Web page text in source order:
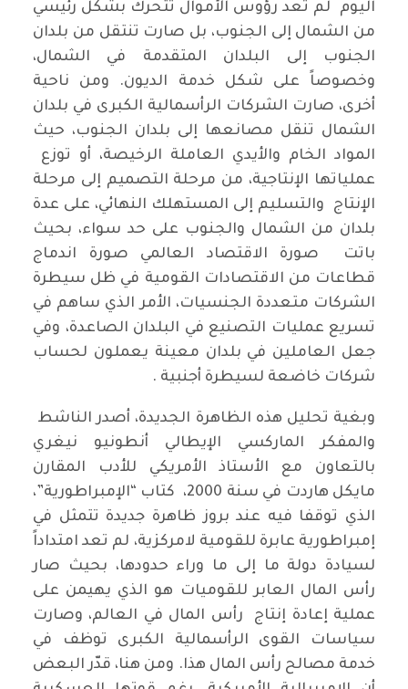
اليوم لم تعد رؤوس الأموال تتحرك بشكل رئيسي
من الشمال إلى الجنوب، بل صارت تنتقل من بلدان
الجنوب إلى البلدان المتقدمة في الشمال،
وخصوصاً على شكل خدمة الديون. ومن ناحية
أخرى، صارت الشركات الرأسمالية الكبرى في بلدان
الشمال تنقل مصانعها إلى بلدان الجنوب، حيث
المواد الخام والأيدي العاملة الرخيصة، أو توزع
عملياتها الإنتاجية، من مرحلة التصميم إلى مرحلة
الإنتاج والتسليم إلى المستهلك النهائي، على عدة
بلدان من الشمال والجنوب على حد سواء، بحيث
باتت صورة الاقتصاد العالمي صورة اندماج
قطاعات من الاقتصادات القومية في ظل سيطرة
الشركات متعددة الجنسيات، الأمر الذي ساهم في
تسريع عمليات التصنيع في البلدان الصاعدة، وفي
جعل العاملين في بلدان معينة يعملون لحساب
شركات خاضعة لسيطرة أجنبية .
وبغية تحليل هذه الظاهرة الجديدة، أصدر الناشط
والمفكر الماركسي الإيطالي أنطونيو نيغري
بالتعاون مع الأستاذ الأمريكي للأدب المقارن
مايكل هاردت في سنة 2000، كتاب “الإمبراطورية”،
الذي توقفا فيه عند بروز ظاهرة جديدة تتمثل في
إمبراطورية عابرة للقومية لامركزية، لم تعد امتداداً
لسيادة دولة ما إلى ما وراء حدودها، بحيث صار
رأس المال العابر للقوميات هو الذي يهيمن على
عملية إعادة إنتاج رأس المال في العالم، وصارت
سياسات القوى الرأسمالية الكبرى توظف في
خدمة مصالح رأس المال هذا. ومن هنا، قدّر البعض